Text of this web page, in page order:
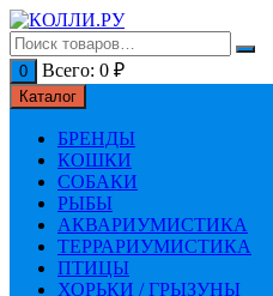
Перейти
к
содержимому
0 Всего: 0 ₽
Каталог
БРЕНДЫ
КОШКИ
СОБАКИ
РЫБЫ
АКВАРИУМИСТИКА
ТЕРРАРИУМИСТИКА
ПТИЦЫ
ХОРЬКИ / ГРЫЗУНЫ